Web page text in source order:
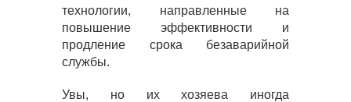
технологии, направленные на
повышение эффективности и
продление срока безаварийной
службы.
Увы, но их хозяева иногда